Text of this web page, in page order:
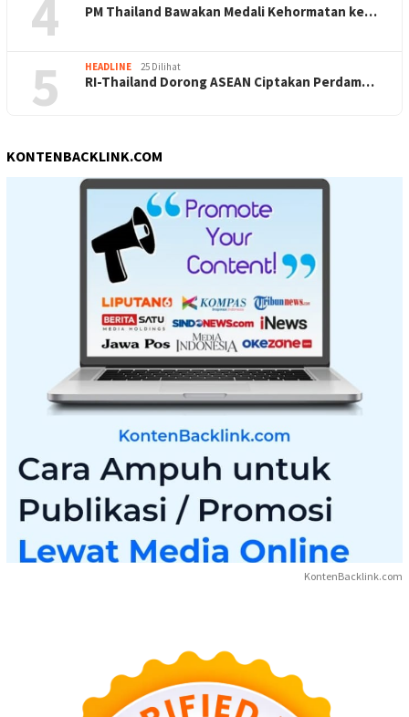
4 PM Thailand Bawakan Medali Kehormatan ke…
5 HEADLINE 25 Dilihat
RI-Thailand Dorong ASEAN Ciptakan Perdam…
KONTENBACKLINK.COM
KontenBacklink.com